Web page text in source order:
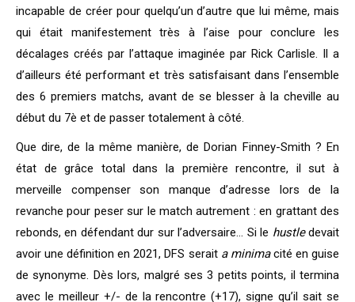
incapable de créer pour quelqu’un d’autre que lui même, mais
qui était manifestement très à l’aise pour conclure les
décalages créés par l’attaque imaginée par Rick Carlisle. Il a
d’ailleurs été performant et très satisfaisant dans l’ensemble
des 6 premiers matchs, avant de se blesser à la cheville au
début du 7è et de passer totalement à côté.
Que dire, de la même manière, de Dorian Finney-Smith ? En
état de grâce total dans la première rencontre, il sut à
merveille compenser son manque d’adresse lors de la
revanche pour peser sur le match autrement : en grattant des
rebonds, en défendant dur sur l’adversaire… Si le hustledevait
avoir une définition en 2021, DFS serait a minimacité en guise
de synonyme. Dès lors, malgré ses 3 petits points, il termina
avec le meilleur +/- de la rencontre (+17), signe qu’il sait se